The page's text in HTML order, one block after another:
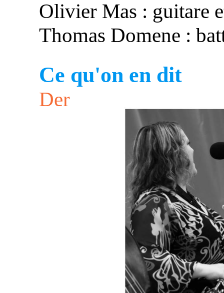
Olivier Mas : guitare
Thomas Domene :
Ce qu'on en dit
Der